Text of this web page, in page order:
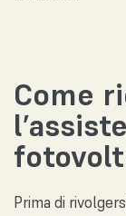
Come
Prima di